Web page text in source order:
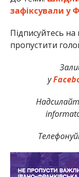
зафіксували у
Підписуйтесь на
пропустити
у